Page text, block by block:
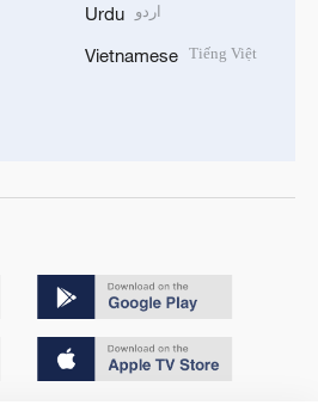
Urdu اردو
Vietnamese Tiếng Việt